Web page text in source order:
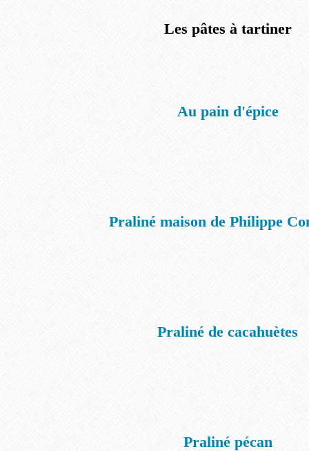
Les pâtes à tartiner
Au pain d'épice
Praliné maison de Philippe
Praliné de cacahuètes
Praliné pécan